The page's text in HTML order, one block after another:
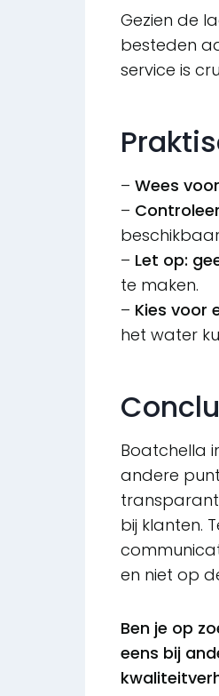
Gezien de
besteden
service is
– Wees
–
beschikbaar
– Let op:
te maken.
– Kies voor
het water
Boatchella
andere
bij klanten.
en niet op
Ben je op
eens bij